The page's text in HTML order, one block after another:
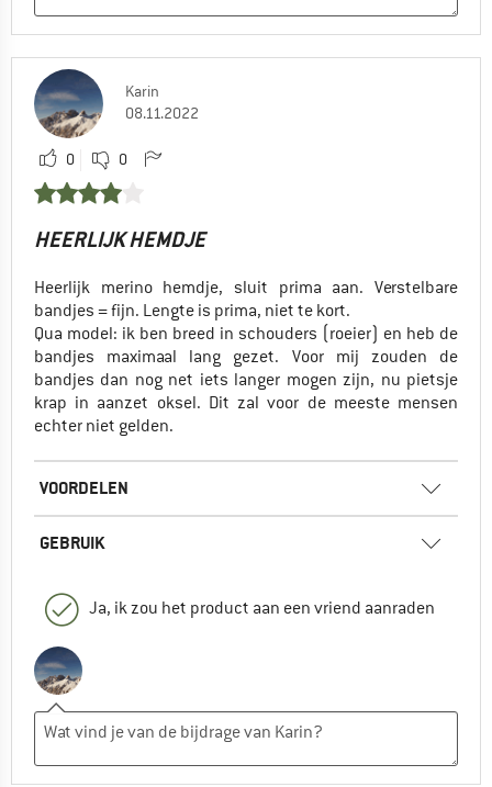
Karin
08.11.2022
0 0
HEERLIJK HEMDJE
Heerlijk merino hemdje, sluit prima aan. Verstelbare
bandjes = fijn. Lengte is prima, niet te kort.
Qua model: ik ben breed in schouders (roeier) en heb de
bandjes maximaal lang gezet. Voor mij zouden de
bandjes dan nog net iets langer mogen zijn, nu pietsje
krap in aanzet oksel. Dit zal voor de meeste mensen
echter niet gelden.
VOORDELEN
GEBRUIK
Ja, ik zou het product aan een vriend aanraden